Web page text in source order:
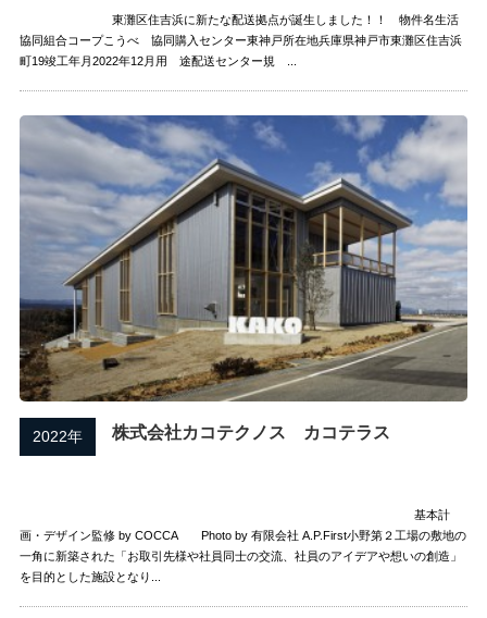
東灘区住吉浜に新たな配送拠点が誕生しました！！ 物件名生活
協同組合コープこうべ 協同購入センター東神戸所在地兵庫県神戸市東灘区住吉浜
町19竣工年月2022年12月用 途配送センター規 ...
2022年 株式会社カコテクノス カコテラス
基本計
画・デザイン監修 by COCCA Photo by 有限会社 A.P.First小野第２工場の敷地の
一角に新築された「お取引先様や社員同士の交流、社員のアイデアや想いの創造」
を目的とした施設となり...